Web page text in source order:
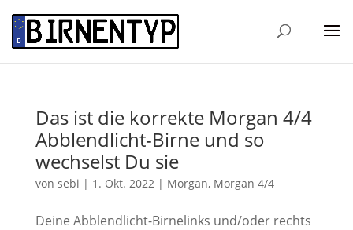
Das ist die korrekte Morgan 4/4
Abblendlicht-Birne und so
wechselst Du sie
von sebi | 1. Okt. 2022| Morgan, Morgan 4/4
Deine Abblendlicht-Birnelinks und/oder rechts